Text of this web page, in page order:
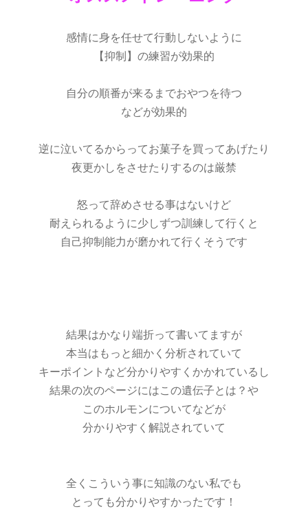
感情に身を任せて行動しないように
【抑制】の練習が効果的
自分の順番が来るまでおやつを待つ
などが効果的
逆に泣いてるからってお菓子を買ってあげたり
夜更かしをさせたりするのは厳禁
怒って辞めさせる事はないけど
耐えられるように少しずつ訓練して行くと
自己抑制能力が磨かれて行くそうです
結果はかなり端折って書いてますが
本当はもっと細かく分析されていて
キーポイントなど分かりやすくかかれているし
結果の次のページにはこの遺伝子とは？や
このホルモンについてなどが
分かりやすく解説されていて
全くこういう事に知識のない私でも
とっても分かりやすかったです！